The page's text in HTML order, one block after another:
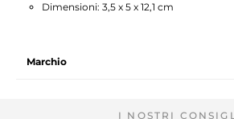
Dimensioni: 3,5 x 5 x 12,1 cm
Marchio